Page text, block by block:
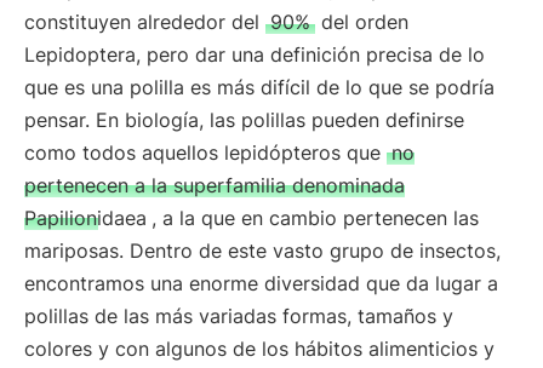
constituyen alrededor del 90% del orden
Lepidoptera, pero dar una definición precisa de lo
que es una polilla es más difícil de lo que se podría
pensar. En biología, las polillas pueden definirse
como todos aquellos lepidópteros que no
pertenecen a la superfamilia denominada
Papilionidaea , a la que en cambio pertenecen las
mariposas. Dentro de este vasto grupo de insectos,
encontramos una enorme diversidad que da lugar a
polillas de las más variadas formas, tamaños y
colores y con algunos de los hábitos alimenticios y